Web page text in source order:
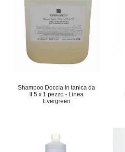
Shampoo Doccia in tanica da
lt 5 x 1 pezzo - Linea
Evergreen